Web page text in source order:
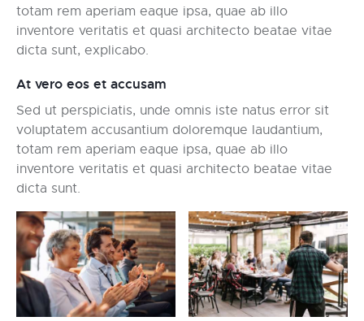
totam rem aperiam eaque ipsa, quae ab illo
inventore veritatis et quasi architecto beatae vitae
dicta sunt, explicabo.
At vero eos et accusam
Sed ut perspiciatis, unde omnis iste natus error sit
voluptatem accusantium doloremque laudantium,
totam rem aperiam eaque ipsa, quae ab illo
inventore veritatis et quasi architecto beatae vitae
dicta sunt.